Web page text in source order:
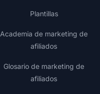
Plantillas
Academia de marketing de
afiliados
Glosario de marketing de
afiliados